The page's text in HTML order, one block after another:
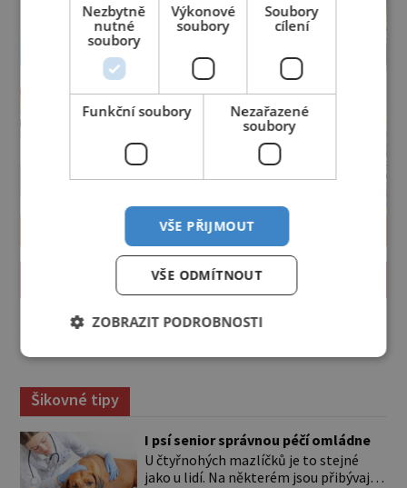
PROLISTOVAT ČASOPIS
reklama
Šikovné tipy
I psí senior správnou péčí omládne
U čtyřnohých mazlíčků je to stejné
jako u lidí. Na některém jsou přibývající
Nezbytně
nutné
soubory
Výkonové
soubory
Soubory
cílení
Funkční soubory
Nezařazené
soubory
VŠE PŘIJMOUT
VŠE ODMÍTNOUT
ZOBRAZIT PODROBNOSTI